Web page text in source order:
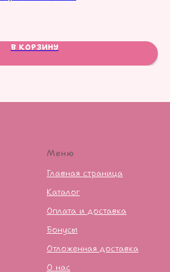
В КОРЗИНУ
Меню
Главная страница
Каталог
Оплата и доставка
Бонусы
Отложенная доставка
О нас